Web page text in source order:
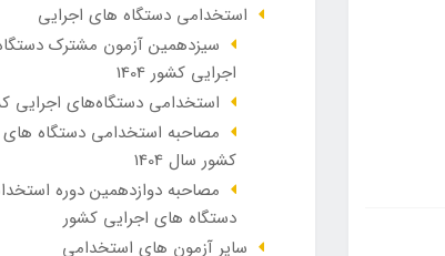
استخدامی دستگاه های اجرایی
سیزدهمین آزمون مشترک
اجرایی کشور 1404
استخدامی دستگاه‌های اجرایی
مصاحبه استخدامی دستگاه های
کشور سال 1404
مصاحبه دوازدهمین دوره
دستگاه های اجرایی کشور
سایر آزمون های استخدامی